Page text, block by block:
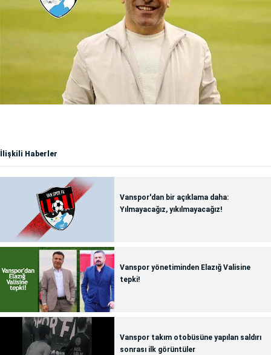
İlişkili Haberler
Vanspor'dan bir açıklama daha:
Yılmayacağız, yıkılmayacağız!
Vanspor yönetiminden Elazığ Valisine
tepki!
Vanspor takım otobüsüne yapılan saldırı
sonrası ilk görüntüler